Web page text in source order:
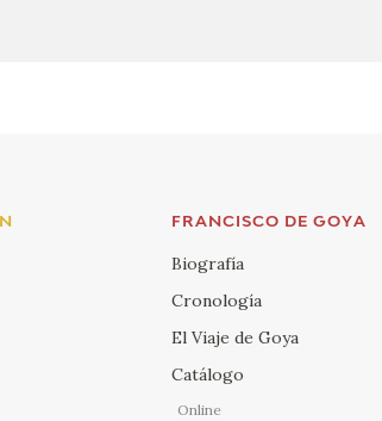
FRANCISCO DE GOYA
Biografía
Cronología
El Viaje de Goya
Catálogo
Online